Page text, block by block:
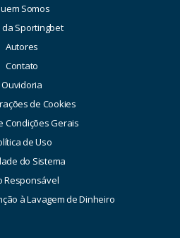
Somos
da Sportingbet
Autores
Contato
Ouvidoria
de Cookies
Condições Gerais
de Uso
do Sistema
Responsável
à Lavagem de Dinheiro